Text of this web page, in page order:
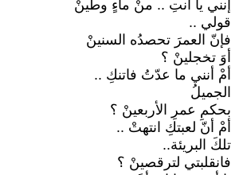
إنني يا أنتِ .. منْ ماءٍ وطينْ
قولي ..
فإنّ العمرَ تحصدُه السنينْ
أوَ تخجلينْ ؟
أمْ أنني ما عدّتُ فاتنكِ ..
الجميلُ
بحكمِ عمرِ الأربعينْ ؟
أمْ أنّ لعبتكِ انتهتْ ..
تلكَ البريئة..
فانقلبتي لترقصينْ ؟